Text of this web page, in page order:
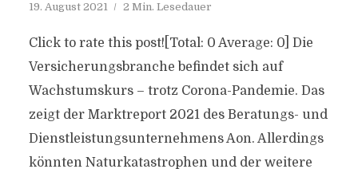
19. August 2021 2 Min. Lesedauer
Click to rate this post![Total: 0 Average: 0] Die
Versicherungsbranche befindet sich auf
Wachstumskurs – trotz Corona-Pandemie. Das
zeigt der Marktreport 2021 des Beratungs- und
Dienstleistungsunternehmens Aon. Allerdings
könnten Naturkatastrophen und der weitere